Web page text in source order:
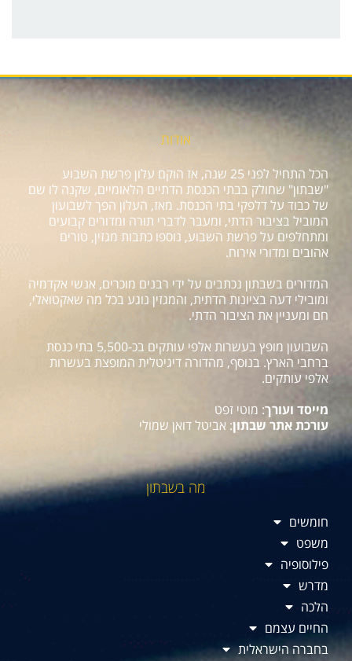
אודות
הכל התחיל לפני 25 שנה, אז הוקם עלון פרשת השבוע
"שבתון" שחולק בבתי הכנסת הדתיים הלאומיים, שקנה לו שם
של כבוד על דלפקי בתי הכנסת. מאז, העלון הפך לשבועון
המוביל בציבור הדתי, ומעבר לדברי תורה ומדורים קבועים
ומתחלפים על פרשת השבוע, נוספו כתבות מגזין, טורים
אהובים ומדורי אירוח.
המדורים בשבתון נכתבים על ידי רבנים מוכרים, אנשי אקדמיה
ומובילי דעה בציונות הדתית, והמגזין נוגע בכל מה שאקטואלי,
חם ומעניין את הציבור הדתי.
השבועון מופץ בעשרות אלפי עותקים בכ-5,500 בתי כנסת
ברחבי הארץ. בנוסף, מהדורה דיגיטלית המופצת בעשרות
אלפי עותקים.
מייסד ועורך: מוטי זפט
עורכת אתר שבתון: אביטל דואן שמולי
מה בשבתון
חומשים
משפט
פילוסופיה
מדרש
הלכה
החיים עצמם
בחברה הישראלית